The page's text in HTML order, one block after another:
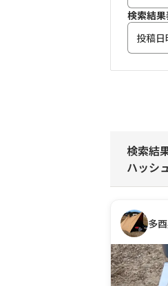
検索結
投稿日
検索結
ハッシ
多